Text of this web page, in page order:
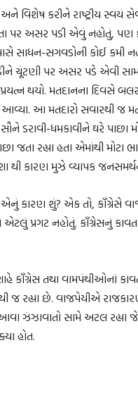
વિશેષ કરીને રાષ્ટ્રીય સ્વયં
પર અસર પડી એવું નહોતું, પણ
સાધન-સગવડોની કોઈ કમી
ચૂંટણી પર અસર પડે એવી
થયો. મતદાનના દિવસે
આ મતદારો સવારથી જ
ધમકાવીને ઘરે પાછા
જતા રહ્યા હતા એમાંથી મોટા
કારણ મુઝે વ્યાપક જનસમર્થન
કારણ શું? એક તો, કૉંગ્રેસે
પ્રગટ નહોતું. કૉંગ્રેસનું
કૉંગ્રેસ તથા વામપંથીઓનાં
જ રહ્યા છે. વાજપેયીએ
આવા ઝંઝાવાતો સામે અટલ
હોત.